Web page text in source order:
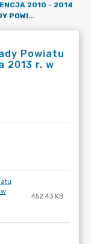
2010 - 2014
UCHWAŁA NR XXXVI 260 2013 RADY POWIATU ZGORZELECKIEGO Z DNIA 29 MAJA 2013 R. W SPRAWIE ZACIĄGNIĘCIA KREDYTU DŁUGOTERMINOWEGO
Powiatu
2013 r. w
452.43 KB